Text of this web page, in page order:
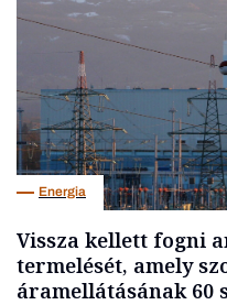
Energia
Vissza kellett fogni
termelését, amely
áramellátásának 60